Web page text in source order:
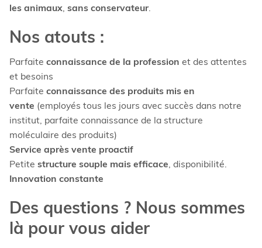
Ajouter
Foot Velvet Dry Oil
38,40 €
Ajouter
les animaux, sans conservateur.
Nos atouts :
Parfaite connaissance de la profession et des attentes
et besoins
Parfaite connaissance des produits mis en
vente (employés tous les jours avec succès dans notre
institut, parfaite connaissance de la structure
moléculaire des produits)
Service après vente proactif
Petite structure souple mais efficace, disponibilité.
Innovation constante
Des questions ? Nous sommes
là pour vous aider